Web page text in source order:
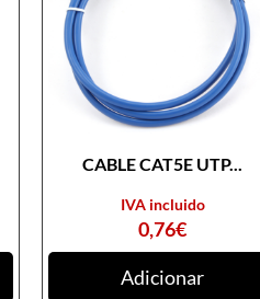
CABLE CAT5E UTP...
0,76€
IVA incluido
Adicionar